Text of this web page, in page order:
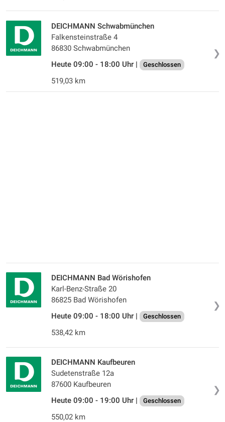
❯
DEICHMANN Schwabmünchen
Falkensteinstraße 4
86830 Schwabmünchen
Heute 09:00 - 18:00 Uhr |
Geschlossen
519,03 km
❯
DEICHMANN Bad Wörishofen
Karl-Benz-Straße 20
86825 Bad Wörishofen
Heute 09:00 - 18:00 Uhr |
Geschlossen
538,42 km
❯
DEICHMANN Kaufbeuren
Sudetenstraße 12a
87600 Kaufbeuren
Heute 09:00 - 19:00 Uhr |
Geschlossen
550,02 km